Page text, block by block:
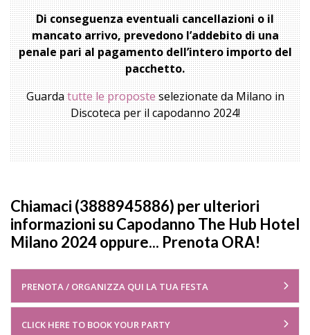
Di conseguenza eventuali cancellazioni o il
mancato arrivo, prevedono l’addebito di una
penale pari al pagamento dell’intero importo del
pacchetto.
Guardatutte le proposteselezionate da Milano in
Discoteca per il capodanno 2024!
Chiamaci (3888945886) per ulteriori
informazioni su Capodanno The Hub Hotel
Milano 2024 oppure... Prenota ORA!
PRENOTA / ORGANIZZA QUI LA TUA FESTA
CLICK HERE TO BOOK YOUR PARTY